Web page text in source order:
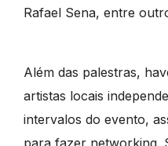
Rafael Sena, entre
Além das palestras,
artistas locais
intervalos do evento,
para fazer networking.